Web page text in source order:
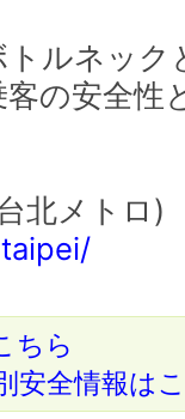
ルネック
の安全性
北メトロ)
ちら
安全情報は